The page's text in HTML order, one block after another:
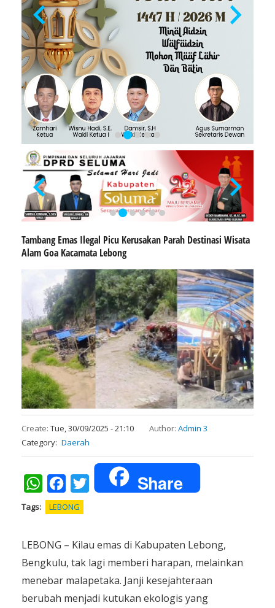
Tambang Emas Ilegal Picu Kerusakan Parah Destinasi Wisata
Alam Goa Kacamata Lebong
Create: Tue, 30/09/2025 - 21:10 Author: Admin 3
Category Daerah
WhatsAppFacebookTwitter Share
Tags LEBONG
LEBONG – Kilau emas di Kabupaten Lebong,
Bengkulu, tak lagi memberi harapan, melainkan
menebar malapetaka. Janji kesejahteraan
berubah menjadi kutukan ekologis yang